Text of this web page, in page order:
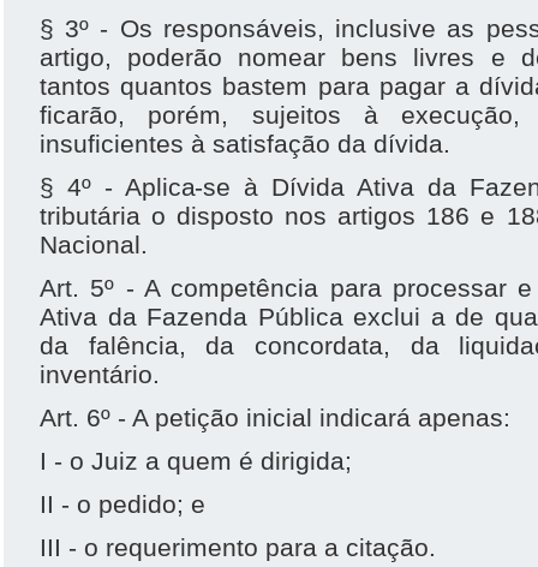
§ 3º - Os responsáveis, inclusive as
artigo, poderão nomear bens livres e
tantos quantos bastem para pagar a
ficarão, porém, sujeitos à
insuficientes à satisfação da dívida.
§ 4º - Aplica-se à Dívida Ativa da
tributária o disposto nos artigos 186 e
Nacional.
Art. 5º - A competência para processar
Ativa da Fazenda Pública exclui a de
da falência, da concordata, da
inventário.
Art. 6º - A petição inicial indicará apenas:
I - o Juiz a quem é dirigida;
II - o pedido; e
III - o requerimento para a citação.